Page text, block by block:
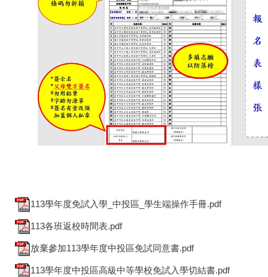
113學年度免試入學_中投區_學生端操作手冊.pdf
113各班返校時間表.pdf
放棄參加113學年度中投區免試同意書.pdf
113學年度中投區高級中等學校免試入學切結書.pdf